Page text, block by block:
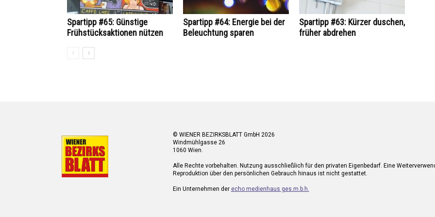
Spartipp #65: Günstige
Frühstücksaktionen nützen
Spartipp #64: Energie bei der
Beleuchtung sparen
Spartipp #63: Kürzer duschen,
früher abdrehen
© WIENER BEZIRKSBLATT GmbH 2026
Windmühlgasse 26
1060 Wien.
Alle Rechte vorbehalten. Nutzung ausschließlich für den privaten Eigenbedarf. Eine
Reproduktion über den persönlichen Gebrauch hinaus ist nicht gestattet.
Ein Unternehmen der echo medienhaus ges.m.b.h.